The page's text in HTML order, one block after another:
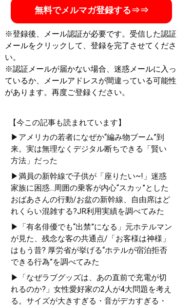
無料でメルマガ登録する⇒⇒
※登録後、メール認証が必要です。受信した認証
メールをクリックして、登録を完了させてくださ
い。
※認証メールが届かない場合、迷惑メールに入っ
ているか、メールアドレスが間違っている可能性
があります。再度ご登録ください。
【今この記事も読まれています】
▶アメリカの若者になぜか“編み物ブーム”到
来。実は無理なくデジタル断ちできる「賢い
方法」だった
▶満員の新幹線で子供が「座りたい~!」迷惑
家族に困惑...周囲の乗客が内心“スカッ”とした
おばあさんの行動/お盆の新幹線、自由席はど
れくらい混雑する?JR利用実績を調べてみた
▶「有名俳優でも“出禁”になる」元ホテルマン
が見た、残念な客の共通点/「お客様は神様」
はもう昔? 厚労省が挙げる“ホテルが宿泊拒否
できる行為”を調べてみた
▶「なぜラブグッズは、あの直前で充電が切
れるのか?」女性愛好家の2人が4大問題を考え
る。サイズが大きすぎる・音がデカすぎる・